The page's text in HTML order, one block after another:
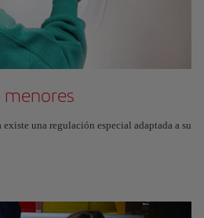
menores
existe una regulación especial adaptada a su